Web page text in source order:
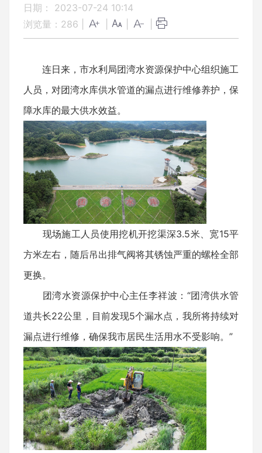
日期： 2023-07-24 10:14
浏览量： 286
连日来，市水利局团湾水资源保护中心组织施工
人员，对团湾水库供水管道的漏点进行维修养护，保
障水库的最大供水效益。
现场施工人员使用挖机开挖渠深3.5米、宽15平
方米左右，随后吊出排气阀将其锈蚀严重的螺栓全部
更换。
团湾水资源保护中心主任李祥波：“团湾供水管
道共长22公里，目前发现5个漏水点，我所将持续对
漏点进行维修，确保我市居民生活用水不受影响。”